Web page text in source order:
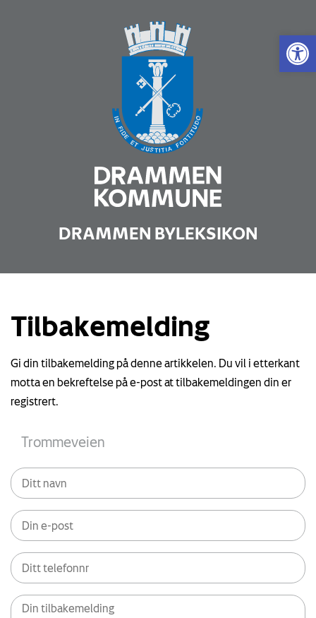
Vis
DRAMMEN BYLEKSIKON
Tilbakemelding
Gi din tilbakemelding på denne artikkelen. Du vil i etterkant
motta en bekreftelse på e-post at tilbakemeldingen din er
registrert.